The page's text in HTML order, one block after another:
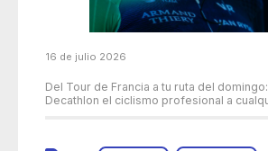
16 de julio 2026
Del Tour de Francia a tu ruta del
Decathlon el ciclismo profesional a